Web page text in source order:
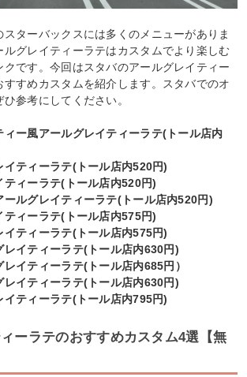
スターバックスには多くのメニューがありま
ルグレイティーラテはカスタムでより楽しむ
クです。今回はスタバのアールグレイティー
すすめカスタムを紹介します。スタバでのオ
参考にしてください。
ィー風アールグレイティーラテ(トール店内
イティーラテ(トール店内520円)
ティーラテ(トール店内520円)
ールグレイティーラテ(トール店内520円)
ティーラテ(トール店内575円)
イティーラテ(トール店内575円)
レイティーラテ(トール店内630円)
レイティーラテ(トール店内685円）
レイティーラテ(トール店内630円)
イティーラテ(トール店内795円)
ーラテのおすすめカスタム4選【無